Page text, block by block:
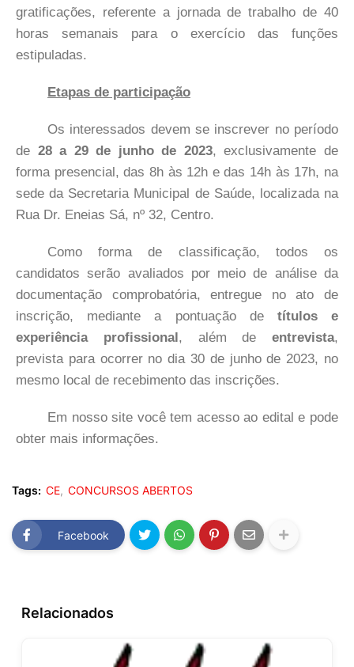
gratificações, referente a jornada de trabalho de 40
horas semanais para o exercício das funções
estipuladas.
Etapas de participação
Os interessados devem se inscrever no período
de 28 a 29 de junho de 2023, exclusivamente de
forma presencial, das 8h às 12h e das 14h às 17h, na
sede da Secretaria Municipal de Saúde, localizada na
Rua Dr. Eneias Sá, nº 32, Centro.
Como forma de classificação, todos os
candidatos serão avaliados por meio de análise da
documentação comprobatória, entregue no ato de
inscrição, mediante a pontuação de títulos e
experiência profissional, além de entrevista,
prevista para ocorrer no dia 30 de junho de 2023, no
mesmo local de recebimento das inscrições.
Em nosso site você tem acesso ao edital e pode
obter mais informações.
Tags: CE CONCURSOS ABERTOS
Facebook
Relacionados